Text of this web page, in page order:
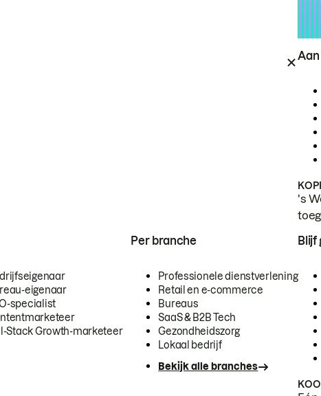
Aan
's
eigenaar
specialist
Stack Growth-marketeer
Per branche
Professionele dienstverlening
Retail en e-commerce
Bureaus
SaaS & B2B Tech
Gezondheidszorg
Lokaal bedrijf
Bekijk alle branches
Blijf